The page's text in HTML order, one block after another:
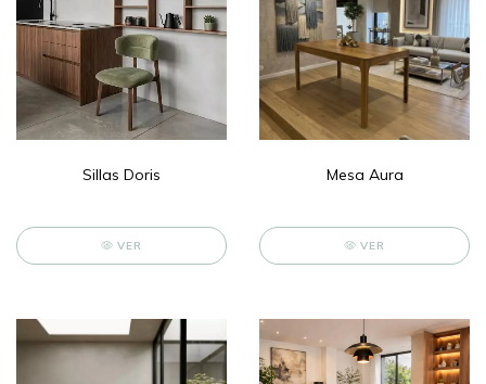
Sillas Doris
VER
Mesa Aura
VER